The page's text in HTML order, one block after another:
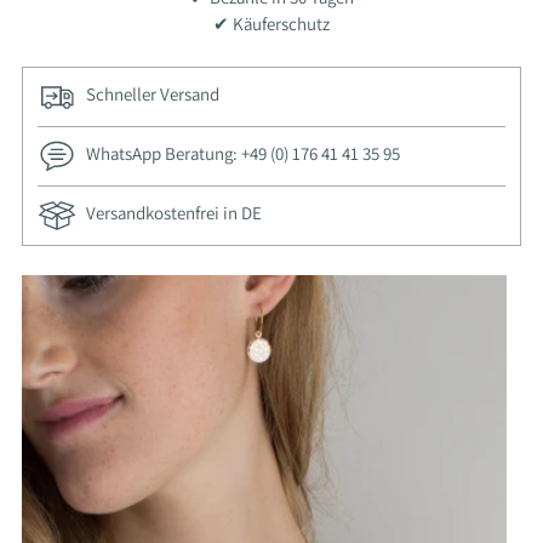
✔ Käuferschutz
Schneller Versand
WhatsApp Beratung: +49 (0) 176 41 41 35 95
Versandkostenfrei in DE
Produkt
den
Warenkorb
legen